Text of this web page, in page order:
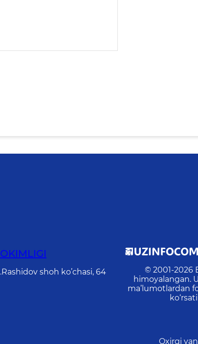
shoh ko’chasi, 64
© 2001-2026
himoyalangan.
ma’lumotlardan
Oxirgi